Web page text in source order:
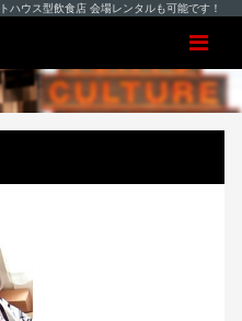
ハウス型飲食店 会場レンタルも可能です！